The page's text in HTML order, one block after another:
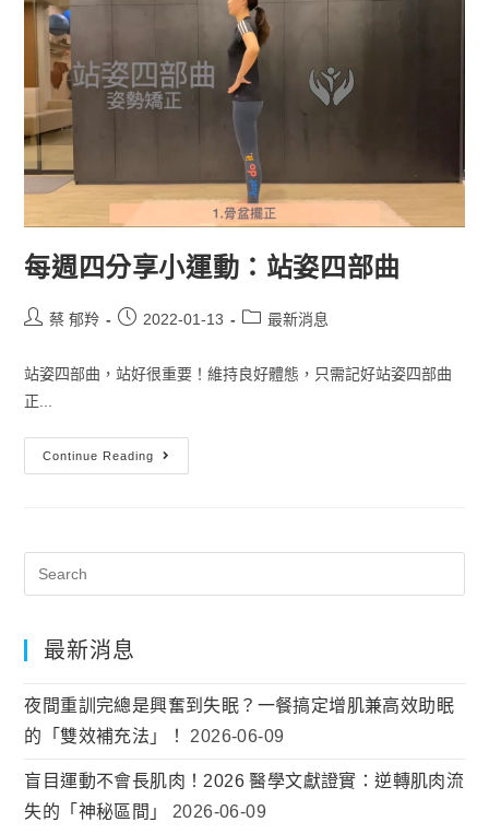
每週四分享小運動：站姿四部曲
蔡 郁羚 2022-01-13 最新消息
站姿四部曲，站好很重要！維持良好體態，只需記好站姿四部曲
正...
Continue Reading
最新消息
夜間重訓完總是興奮到失眠？一餐搞定增肌兼高效助眠
的「雙效補充法」！
2026-06-09
盲目運動不會長肌肉！2026 醫學文獻證實：逆轉肌肉流
失的「神秘區間」
2026-06-09